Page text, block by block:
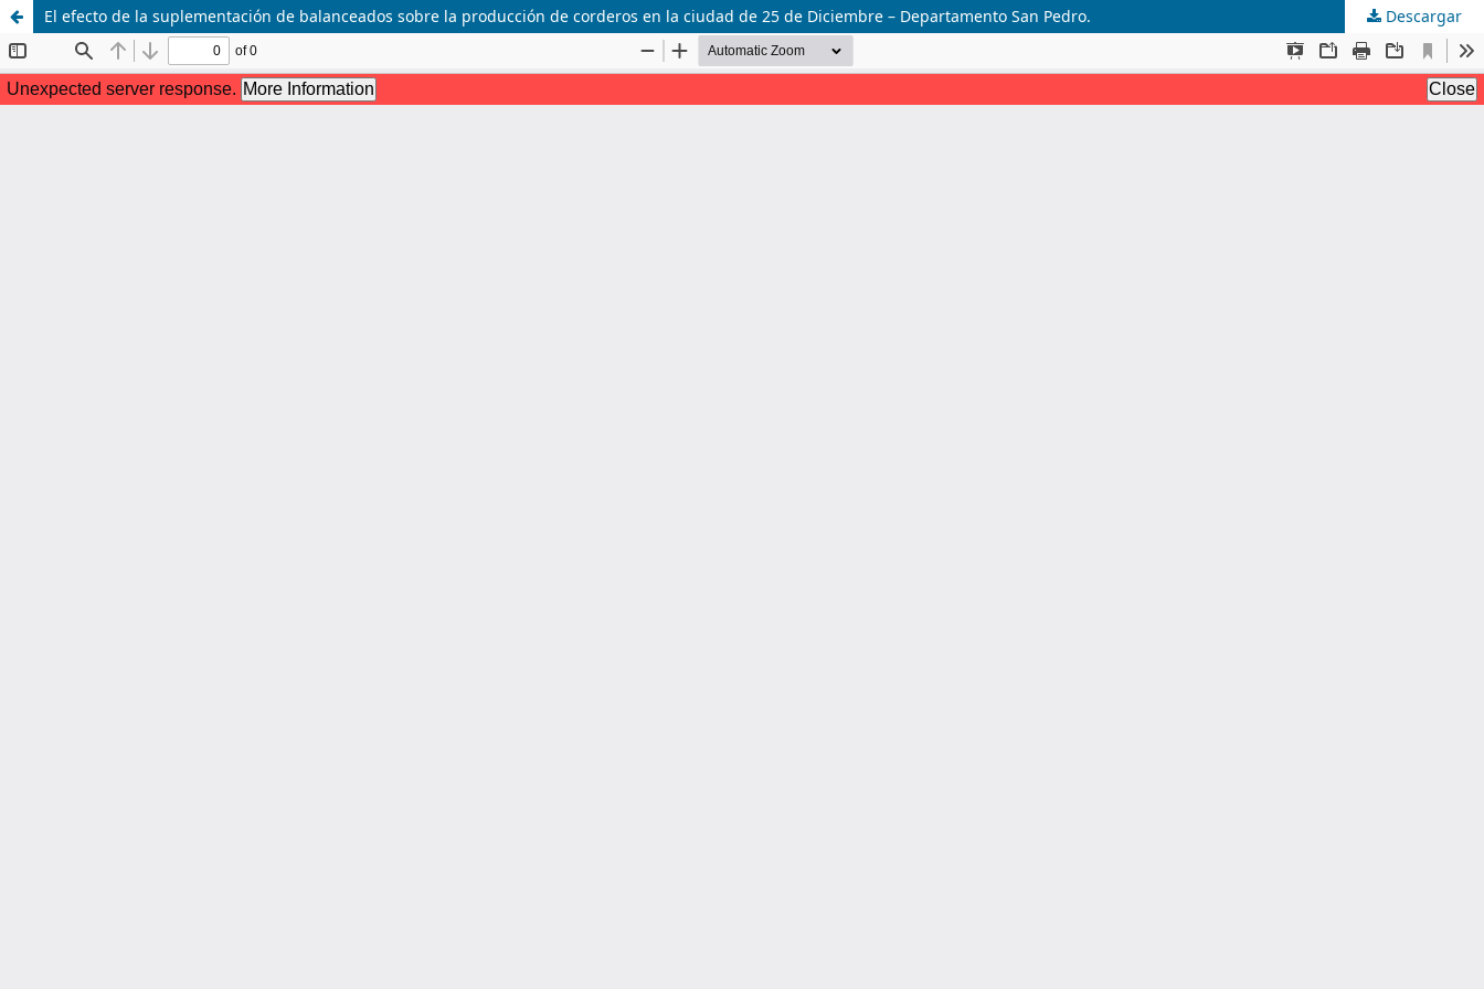
El efecto de la suplementación de balanceados sobre la producción de corderos en la ciudad de 25 de Diciembre – Departamento San Pedro. Descargar